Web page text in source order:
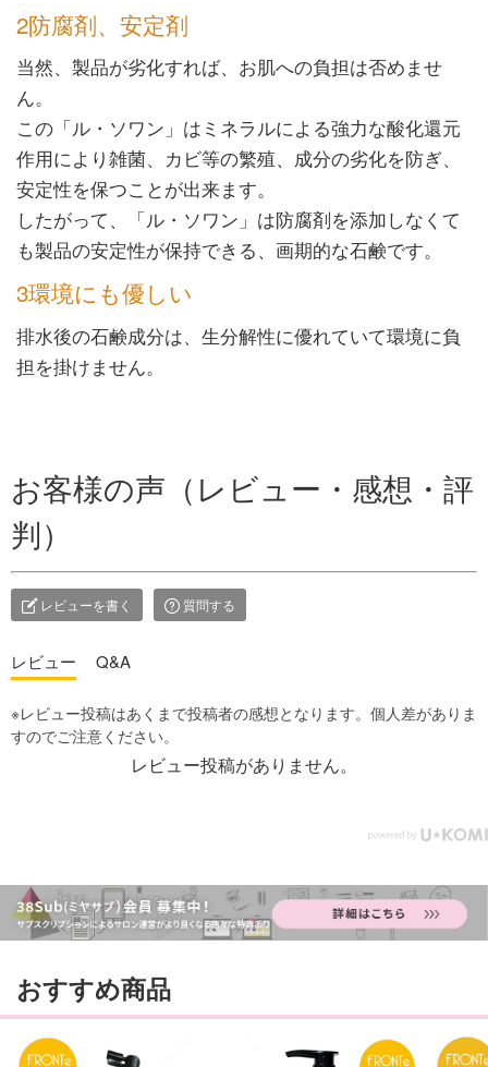
2防腐剤、安定剤
当然、製品が劣化すれば、お肌への負担は否めませ
ん。
この「ル・ソワン」はミネラルによる強力な酸化還元
作用により雑菌、カビ等の繁殖、成分の劣化を防ぎ、
安定性を保つことが出来ます。
したがって、「ル・ソワン」は防腐剤を添加しなくて
も製品の安定性が保持できる、画期的な石鹸です。
3環境にも優しい
排水後の石鹸成分は、生分解性に優れていて環境に負
担を掛けません。
お客様の声（レビュー・感想・評
判）
レビューを書く 質問する
レビュー Q&A
レビュー投稿がありません。
おすすめ商品